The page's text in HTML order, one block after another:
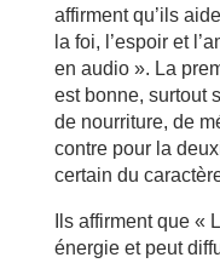
affirment qu’ils
la foi, l’espoir et
en audio ». La
est bonne, surtout
de nourriture, de
contre pour la
certain du
Ils affirment que «
énergie et peut